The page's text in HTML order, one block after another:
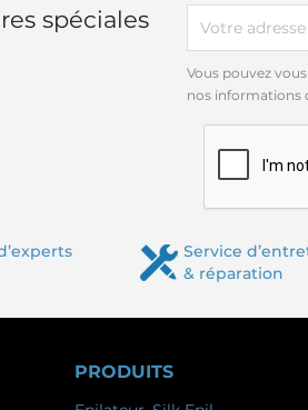
spéciales
Vous pouvez
nos informations
Service
& réparation
PRODUITS